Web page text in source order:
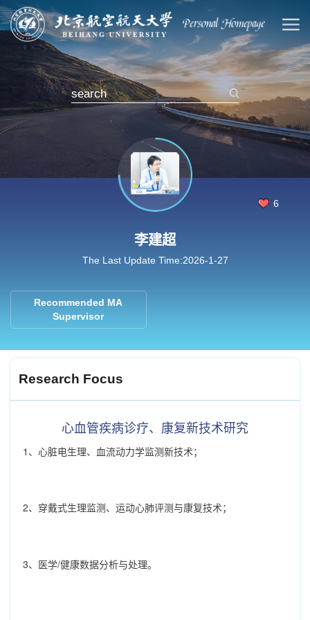
6
李建超
The Last Update Time:2026-1-27
Recommended MA
Supervisor
Research Focus
心血管疾病诊疗、康复新技术研究
1、心脏电生理、血流动力学监测新技术；
2、穿戴式生理监测、运动心肺评测与康复技术；
3、医学/健康数据分析与处理。